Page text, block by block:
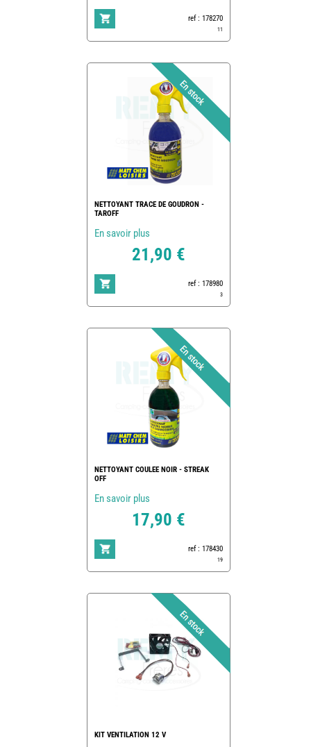
ref : 178270
11
NETTOYANT TRACE DE GOUDRON -
TAROFF
En savoir plus
21,90 €
ref : 178980
3
NETTOYANT COULEE NOIR - STREAK
OFF
En savoir plus
17,90 €
ref : 178430
19
KIT VENTILATION 12 V